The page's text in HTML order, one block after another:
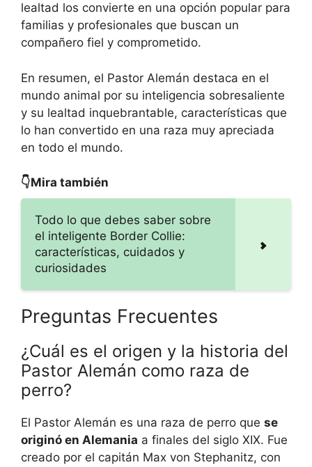
lealtad los convierte en una opción popular para
familias y profesionales que buscan un
compañero fiel y comprometido.
En resumen, el Pastor Alemán destaca en el
mundo animal por su inteligencia sobresaliente
y su lealtad inquebrantable, características que
lo han convertido en una raza muy apreciada
en todo el mundo.
👇Mira también
Todo lo que debes saber sobre
el inteligente Border Collie:
características, cuidados y
curiosidades
Preguntas Frecuentes
¿Cuál es el origen y la historia del
Pastor Alemán como raza de
perro?
El Pastor Alemán es una raza de perro que se
originó en Alemania a finales del siglo XIX. Fue
creado por el capitán Max von Stephanitz, con